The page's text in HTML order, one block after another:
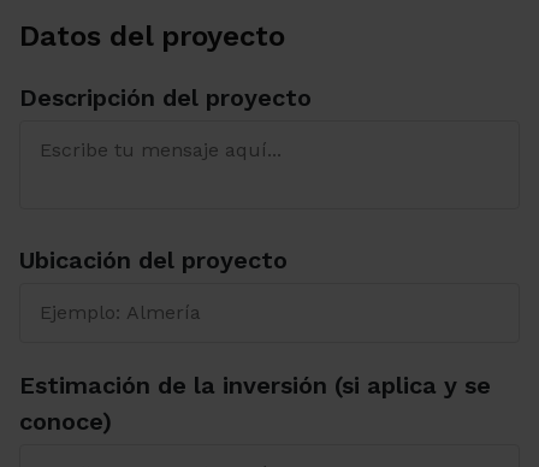
Datos del proyecto
Descripción del proyecto
Ubicación del proyecto
Estimación de la inversión (si aplica y se
conoce)